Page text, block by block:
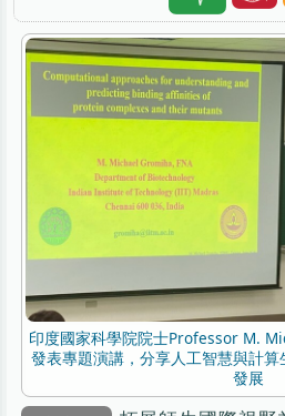
印度國家科學院院士Professor M.
發表專題演講，分享人工智慧與計
發展